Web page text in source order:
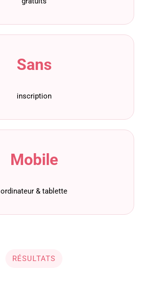
Sans
inscription
Mobile
ordinateur & tablette
RÉSULTATS